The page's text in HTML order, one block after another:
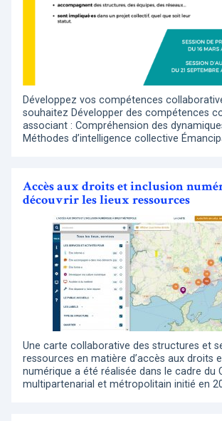
Développez vos compétences
souhaitez Développer des compétences
associant : Compréhension des
Méthodes d’intelligence collective
Accès aux droits et inclusion
découvrir les lieux ressources
Une carte collaborative des structures et
ressources en matière d’accès aux droits
numérique a été réalisée dans le cadre du
multipartenarial et métropolitain initié en